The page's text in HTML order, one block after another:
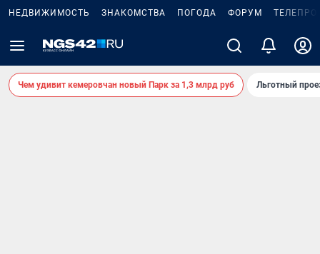
НЕДВИЖИМОСТЬ ЗНАКОМСТВА ПОГОДА ФОРУМ
Чем удивит кемеровчан новый Парк за 1,3 млрд руб Льготный